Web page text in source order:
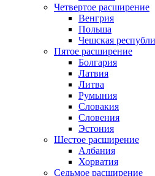
Четвертое расширение
Венгрия
Польша
Чешская
Пятое расширение
Болгария
Латвия
Литва
Румыния
Словакия
Словения
Эстония
Шестое расширение
Албания
Хорватия
Седьмое расширение